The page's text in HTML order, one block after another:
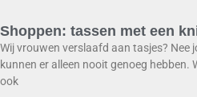
Shoppen: tassen met een
Wij vrouwen verslaafd aan tasjes? Nee
kunnen er alleen nooit genoeg hebben.
ook